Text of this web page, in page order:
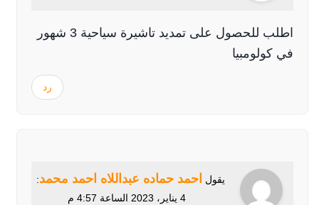
اطلب للحصول على تمديد تاشيرة سياحية 3 شهور
في كولومبيا
رد
يقول احمد حماده عبداللاه احمد محمد:
4 يناير، 2023 الساعة 4:57 م